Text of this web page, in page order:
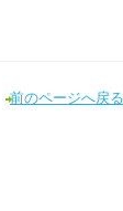
前のページへ戻る